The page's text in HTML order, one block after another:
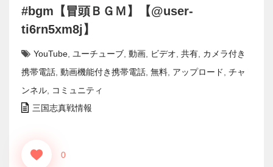
#bgm【冒頭ＢＧＭ】【@user-
ti6rn5xm8j】
YouTube ユーチューブ 動画 ビデオ 共有 カメラ付き
携帯電話 動画機能付き携帯電話 無料 アップロード
チャ
ンネル
コミュニティ
三国志真戦情報
0